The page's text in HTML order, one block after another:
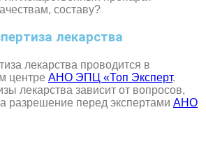
составу?
лекарства
лекарства проводится в
центре АНО ЭПЦ «Топ Эксперт.
лекарства зависит от вопросов,
разрешение перед экспертами АНО